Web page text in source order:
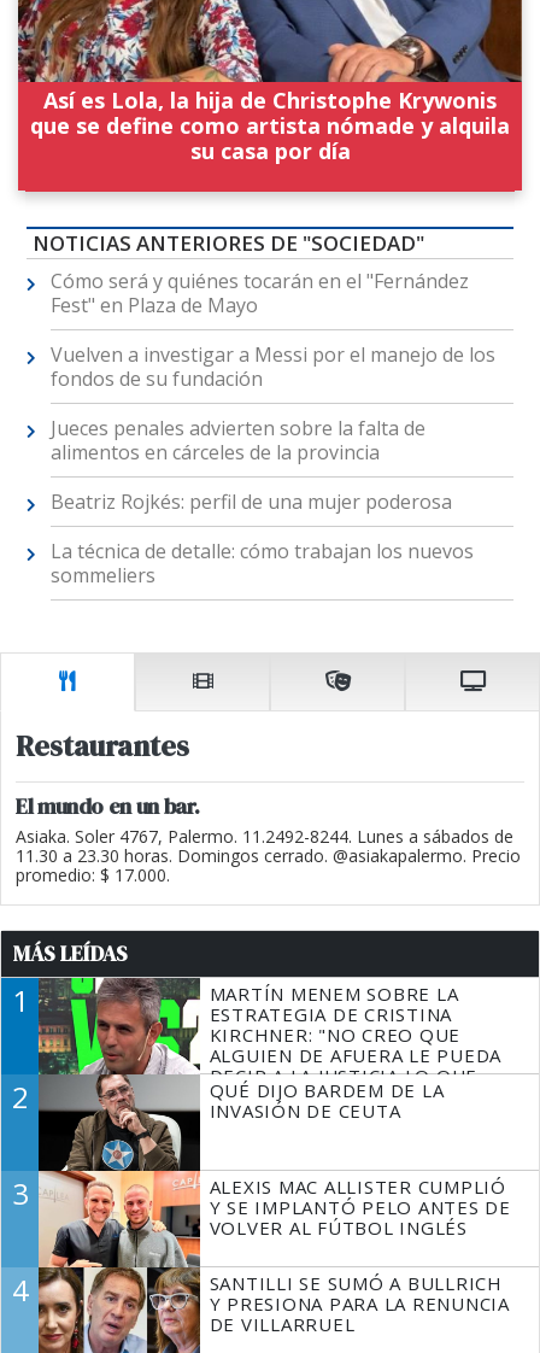
Así es Lola, la hija de Christophe Krywonis
que se define como artista nómade y alquila
su casa por día
NOTICIAS ANTERIORES DE "SOCIEDAD"
Cómo será y quiénes tocarán en el "Fernández
Fest" en Plaza de Mayo
Vuelven a investigar a Messi por el manejo de los
fondos de su fundación
Jueces penales advierten sobre la falta de
alimentos en cárceles de la provincia
Beatriz Rojkés: perfil de una mujer poderosa
La técnica de detalle: cómo trabajan los nuevos
sommeliers
Restaurantes
El mundo en un bar.
Asiaka. Soler 4767, Palermo. 11.2492-8244. Lunes a sábados de
11.30 a 23.30 horas. Domingos cerrado. @asiakapalermo. Precio
promedio: $ 17.000.
MÁS LEÍDAS
1
MARTÍN MENEM SOBRE LA
ESTRATEGIA DE CRISTINA
KIRCHNER: "NO CREO QUE
ALGUIEN DE AFUERA LE PUEDA
DECIR A LA JUSTICIA LO QUE
TIENE QUE HACER"
2
QUÉ DIJO BARDEM DE LA
INVASIÓN DE CEUTA
3
ALEXIS MAC ALLISTER CUMPLIÓ
Y SE IMPLANTÓ PELO ANTES DE
VOLVER AL FÚTBOL INGLÉS
4
SANTILLI SE SUMÓ A BULLRICH
Y PRESIONA PARA LA RENUNCIA
DE VILLARRUEL